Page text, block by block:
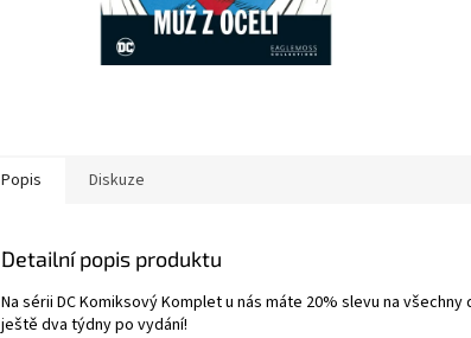
Popis Diskuze
Detailní popis produktu
Na sérii DC Komiksový Komplet u nás máte 20% slevu na
ještě dva týdny po vydání!